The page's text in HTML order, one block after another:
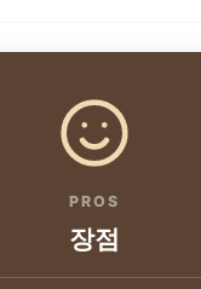
PROS
장점